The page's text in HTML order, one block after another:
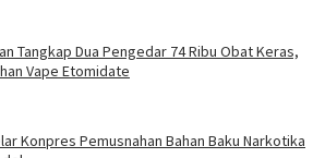
Tangkap Dua Pengedar 74 Ribu Obat Keras,
Vape Etomidate
Konpres Pemusnahan Bahan Baku Narkotika